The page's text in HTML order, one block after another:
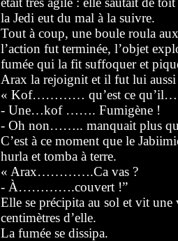
la Jedi eut du mal à la suivre.
Tout à coup, une boule roula
l’action fut terminée, l’objet
fumée qui la fit suffoquer et
Arax la rejoignit et il fut lui
« Kof………… qu’est ce
- Une…kof ……. Fumigène !
- Oh non…….. manquait plus
C’est à ce moment que le
hurla et tomba à terre.
« Arax………….Ca vas ?
- À………….couvert !”
Elle se précipita au sol et vit une
centimètres d’elle.
La fumée se dissipa.